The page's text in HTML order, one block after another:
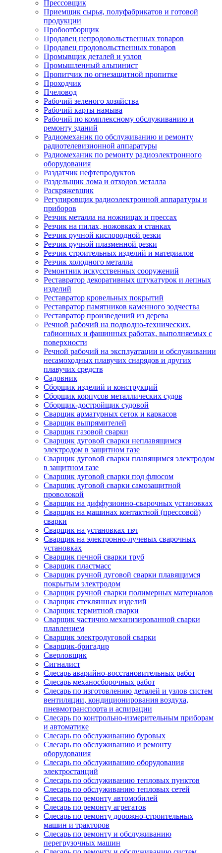
Прессовщик
Приемщик сырья, полуфабрикатов и готовой
продукции
Пробоотборщик
Продавец непродовольственных товаров
Продавец продовольственных товаров
Промывщик деталей и узлов
Промышленный альпинист
Пропитчик по огнезащитной пропитке
Проходчик
Пчеловод
Рабочий зеленого хозяйства
Рабочий карты намыва
Рабочий по комплексному обслуживанию и
ремонту зданий
Радиомеханик по обслуживанию и ремонту
радиотелевизионной аппаратуры
Радиомеханик по ремонту радиоэлектронного
оборудования
Раздатчик нефтепродуктов
Раздельщик лома и отходов металла
Раскряжевщик
Регулировщик радиоэлектронной аппаратуры и
приборов
Резчик металла на ножницах и прессах
Резчик на пилах, ножовках и станках
Резчик ручной кислородной резки
Резчик ручной плазменной резки
Резчик строительных изделий и материалов
Резчик холодного металла
Ремонтник искусственных сооружений
Реставратор декоративных штукатурок и лепных
изделий
Реставратор кровельных покрытий
Реставратор памятников каменного зодчества
Реставратор произведений из дерева
Речной рабочий на подводно-технических,
габионных и фашинных работах, выполняемых с
поверхности
Речной рабочий на эксплуатации и обслуживании
несамоходных плавучих снарядов и других
плавучих средств
Садовник
Сборщик изделий и конструкций
Сборщик корпусов металлических судов
Сборщик-достройщик судовой
Сварщик арматурных сеток и каркасов
Сварщик выпрямителей
Сварщик газовой сварки
Сварщик дуговой сварки неплавящимся
электродом в защитном газе
Сварщик дуговой сварки плавящимся электродом
в защитном газе
Сварщик дуговой сварки под флюсом
Сварщик дуговой сварки самозащитной
проволокой
Сварщик на диффузионно-сварочных установках
Сварщик на машинах контактной (прессовой)
сварки
Сварщик на установках твч
Сварщик на электронно-лучевых сварочных
установках
Сварщик печной сварки труб
Сварщик пластмасс
Сварщик ручной дуговой сварки плавящимся
покрытым электродом
Сварщик ручной сварки полимерных материалов
Сварщик стеклянных изделий
Сварщик термитной сварки
Сварщик частично механизированной сварки
плавлением
Сварщик электродуговой сварки
Сварщик-бригадир
Сверловщик
Сигналист
Слесарь аварийно-восстановительных работ
Слесарь механосборочных работ
Слесарь по изготовлению деталей и узлов систем
вентиляции, кондиционирования воздуха,
пневмотранспорта и аспирации
Слесарь по контрольно-измерительным приборам
и автоматике
Слесарь по обслуживанию буровых
Слесарь по обслуживанию и ремонту
оборудования
Слесарь по обслуживанию оборудования
электростанций
Слесарь по обслуживанию тепловых пунктов
Слесарь по обслуживанию тепловых сетей
Слесарь по ремонту автомобилей
Слесарь по ремонту агрегатов
Слесарь по ремонту дорожно-строительных
машин и тракторов
Слесарь по ремонту и обслуживанию
перегрузочных машин